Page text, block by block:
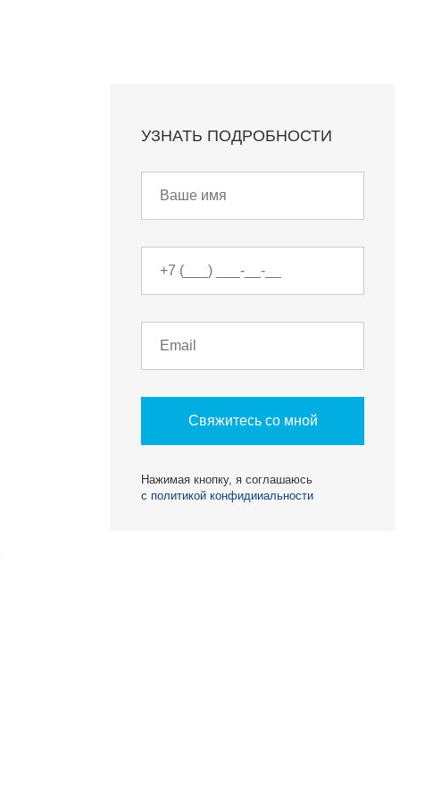
УЗНАТЬ ПОДРОБНОСТИ
Свяжитесь со мной
Нажимая кнопку, я соглашаюсь
с политикой конфидииальности